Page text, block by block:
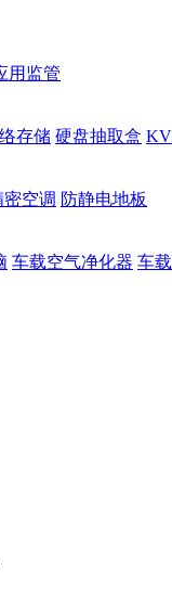
用监管
存储 硬盘抽取盒
密空调 防静电地板
车载空气净化器 车